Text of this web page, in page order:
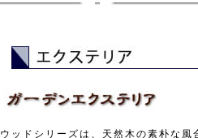
ウッドシリーズは、天然木の素朴な風